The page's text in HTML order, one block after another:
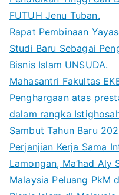
FUTUH Jenu Tuban.
Rapat Pembinaan
Studi Baru Sebagai
Bisnis Islam UNSUDA.
Mahasantri Fakultas
Penghargaan atas
dalam rangka
Sambut Tahun Baru
Perjanjian Kerja Sama
Lamongan, Ma’had Aly
Malaysia Peluang PkM